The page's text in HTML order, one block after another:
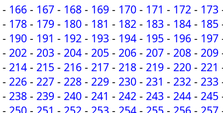
- 166 - 167 - 168 - 169 - 170 - 171 - 172 - 173
- 178 - 179 - 180 - 181 - 182 - 183 - 184 - 185
- 190 - 191 - 192 - 193 - 194 - 195 - 196 - 197
- 202 - 203 - 204 - 205 - 206 - 207 - 208 - 209
- 214 - 215 - 216 - 217 - 218 - 219 - 220 - 221
- 226 - 227 - 228 - 229 - 230 - 231 - 232 - 233
- 238 - 239 - 240 - 241 - 242 - 243 - 244 - 245